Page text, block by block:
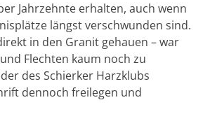
Jahrzehnte erhalten, auch wenn
längst verschwunden sind.
in den Granit gehauen – war
Flechten kaum noch zu
des Schierker Harzklubs
dennoch freilegen und